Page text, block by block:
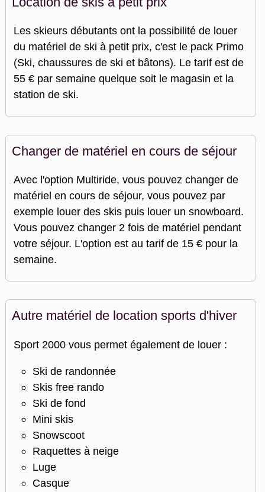
Les skieurs débutants ont la possibilité de louer
du matériel de ski à petit prix, c'est le pack Primo
(Ski, chaussures de ski et bâtons). Le tarif est de
55 € par semaine quelque soit le magasin et la
station de ski.
Changer de matériel en cours de séjour
Avec l'option Multiride, vous pouvez changer de
matériel en cours de séjour, vous pouvez par
exemple louer des skis puis louer un snowboard.
Vous pouvez changer 2 fois de matériel pendant
votre séjour. L'option est au tarif de 15 € pour la
semaine.
Autre matériel de location sports d'hiver
Sport 2000 vous permet également de louer :
Ski de randonnée
Skis free rando
Ski de fond
Mini skis
Snowscoot
Raquettes à neige
Luge
Casque